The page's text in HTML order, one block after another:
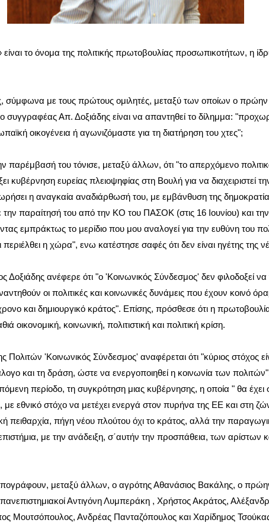
το όνομα της πολιτικής πρωτοβουλίας προσωπικοτήτων, η
σύμφωνα με τους πρώτους ομιλητές, μεταξύ των οποίων ο
Απ. Δοξιάδης είναι να απαντηθεί το δίλημμα:
οικογένεια ή αγωνιζόμαστε για τη διατήρηση του χτες";
παρέμβασή του τόνισε, μεταξύ άλλων, ότι "το απερχόμενο
κυβέρνηση ευρείας πλειοψηφίας στη Βουλή για να διαχειριστεί
η αναγκαία αναδιάρθωσή του, με εμβάνθυση της
παραίτησή του από την ΚΟ του ΠΑΣΟΚ (στις 16 Ιουνίου) και
εμπράκτως το μερίδιο που μου αναλογεί για την ευθύνη του
η χώρα", ενω κατέστησε σαφές ότι δεν είναι ηγέτης της
ανέφερε ότι "ο 'Κοινωνικός Σύνδεσμος' δεν φιλοδοξεί να
οι πολιτικές και κοινωνικές δυνάμεις που έχουν κοινό
και δημιουργικό κράτος". Επίσης, πρόσθεσε ότι η
οικονομική, κοινωνική, πολιτιστική και πολιτική κρίση.
Πολιτών 'Κοινωνικός Σύνδεσμος' αναφέρεται ότι "κύριος στόχος
και τη δράση, ώστε να ενεργοποιηθεί η κοινωνία των
περίοδο, τη συγκρότηση μιας κυβέρνησης, η οποία " θα
εθνικό στόχο να μετέχει ενεργά στον πυρήνα της ΕΕ και στη
πειθαρχία, πήγη νέου πλούτου όχι το κράτος, αλλά την
με την ανάδειξη, σ΄αυτήν την προσπάθεια, των αρίστων
μεταξύ άλλων, ο αγρότης Αθανάσιος Βακάλης, ο
Αντιγόνη Λυμπεράκη , Χρήστος Ακράτος,
Μουτσόπουλος, Ανδρέας Πανταζόπουλος και Χαρίδημος